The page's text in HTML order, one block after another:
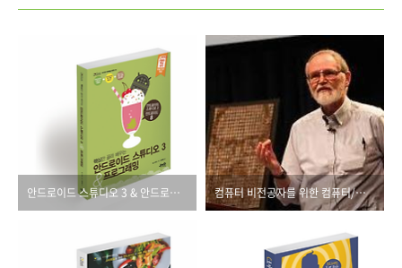
안드로이드 스튜디오 3 & 안드로이드 8 컴퓨터 비전공자를 위한 컴퓨터/인터넷 개론서